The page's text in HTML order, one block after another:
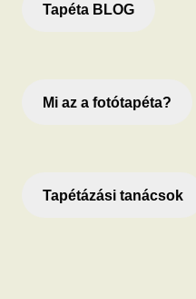
Tapéta BLOG
Mi az a fotótapéta?
Tapétázási tanácsok